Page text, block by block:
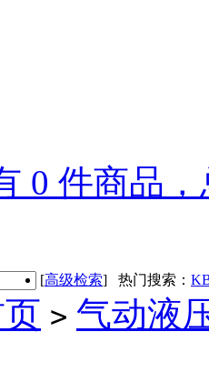
0 件商品
[高级检索] 热门搜索：
> 气动液